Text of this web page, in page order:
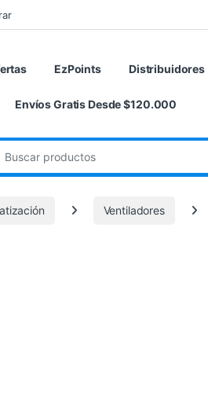
EzPoints Distribuidores
Envíos Gratis Desde $120.000
de:
Ventiladores